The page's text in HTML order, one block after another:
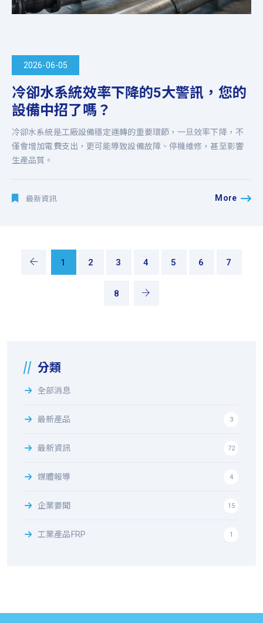
2026-06-05
冷卻水系統效率下降的5大警訊，您的
設備中招了嗎？
冷卻水系統是工廠設備穩定運轉的重要環節，一旦效率下降，不
僅會增加電費支出，更可能導致設備故障、停機維修，甚至影響
生產品質。
最新資訊 More
1 2 3 4 5 6 7
8
分類
全部消息
最新產品 3
最新資訊 72
媒體報導 4
企業要聞 15
工業產品FRP 1